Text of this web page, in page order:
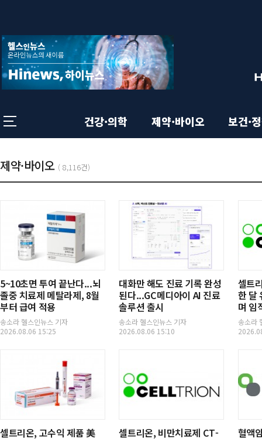
단
영
역
건강·의학 제약·바이오 보건·
본
영
역
제약·바이오 목
록
( :8,116건)
목
록
기
형
5~10초면 투여 끝난다...뇌
졸중 치료제 메탈라제, 8월
부터 급여 적용
송소라 헬스인뉴스 기자
2026.08.06 15:25
대화만 해도 진료 기록 완성
된다...GC메디아이 AI 진료
솔루션 출시
송소라 헬스인뉴스 기자
2026.08.06 15:10
셀트
한 달
며 임
송소라
셀트리온, 고수익 제품 美
셀트리온, 비만치료제 CT-
혈액